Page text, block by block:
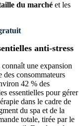
du marché et les
anti-stress
connaît une expansion
des consommateurs
42 % des
essentielles pour gérer
dans le cadre de
du spa et de la
totale, tirée par le